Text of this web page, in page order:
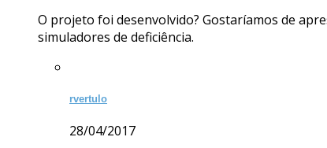
O projeto foi desenvolvido? Gostaríamos de
simuladores de deficiência.
rvertulo
28/04/2017